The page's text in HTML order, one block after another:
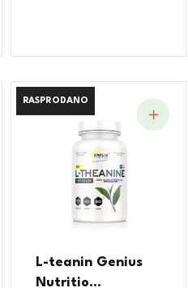
RASPRODANO
RASPRODANO
L-teanin Genius
Nutritio...